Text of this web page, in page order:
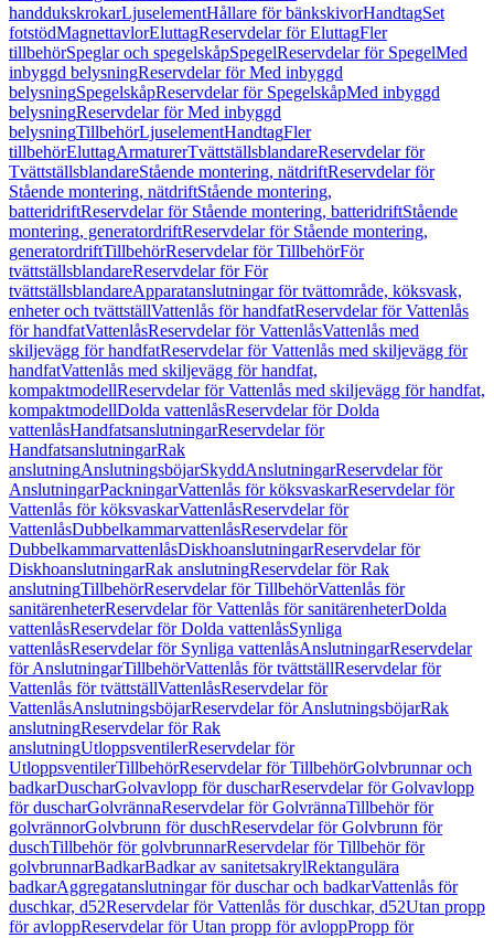
handdukskrokarLjuselementHållare för bänkskivorHandtagSet
fotstödMagnettavlorEluttagReservdelar för EluttagFler
tillbehörSpeglar och spegelskåpSpegelReservdelar för SpegelMed
inbyggd belysningReservdelar för Med inbyggd
belysningSpegelskåpReservdelar för SpegelskåpMed inbyggd
belysningReservdelar för Med inbyggd
belysningTillbehörLjuselementHandtagFler
tillbehörEluttagArmaturerTvättställsblandareReservdelar för
TvättställsblandareStående montering, nätdriftReservdelar för
Stående montering, nätdriftStående montering,
batteridriftReservdelar för Stående montering, batteridriftStående
montering, generatordriftReservdelar för Stående montering,
generatordriftTillbehörReservdelar för TillbehörFör
tvättställsblandareReservdelar för För
tvättställsblandareApparatanslutningar för tvättområde, köksvask,
enheter och tvättställVattenlås för handfatReservdelar för Vattenlås
för handfatVattenlåsReservdelar för VattenlåsVattenlås med
skiljevägg för handfatReservdelar för Vattenlås med skiljevägg för
handfatVattenlås med skiljevägg för handfat,
kompaktmodellReservdelar för Vattenlås med skiljevägg för handfat,
kompaktmodellDolda vattenlåsReservdelar för Dolda
vattenlåsHandfatsanslutningarReservdelar för
HandfatsanslutningarRak
anslutningAnslutningsböjarSkyddAnslutningarReservdelar för
AnslutningarPackningarVattenlås för köksvaskarReservdelar för
Vattenlås för köksvaskarVattenlåsReservdelar för
VattenlåsDubbelkammarvattenlåsReservdelar för
DubbelkammarvattenlåsDiskhoanslutningarReservdelar för
DiskhoanslutningarRak anslutningReservdelar för Rak
anslutningTillbehörReservdelar för TillbehörVattenlås för
sanitärenheterReservdelar för Vattenlås för sanitärenheterDolda
vattenlåsReservdelar för Dolda vattenlåsSynliga
vattenlåsReservdelar för Synliga vattenlåsAnslutningarReservdelar
för AnslutningarTillbehörVattenlås för tvättställReservdelar för
Vattenlås för tvättställVattenlåsReservdelar för
VattenlåsAnslutningsböjarReservdelar för AnslutningsböjarRak
anslutningReservdelar för Rak
anslutningUtloppsventilerReservdelar för
UtloppsventilerTillbehörReservdelar för TillbehörGolvbrunnar och
badkarDuscharGolvavlopp för duscharReservdelar för Golvavlopp
för duscharGolvrännaReservdelar för GolvrännaTillbehör för
golvrännorGolvbrunn för duschReservdelar för Golvbrunn för
duschTillbehör för golvbrunnarReservdelar för Tillbehör för
golvbrunnarBadkarBadkar av sanitetsakrylRektangulära
badkarAggregatanslutningar för duschar och badkarVattenlås för
duschkar, d52Reservdelar för Vattenlås för duschkar, d52Utan propp
för avloppReservdelar för Utan propp för avloppPropp för